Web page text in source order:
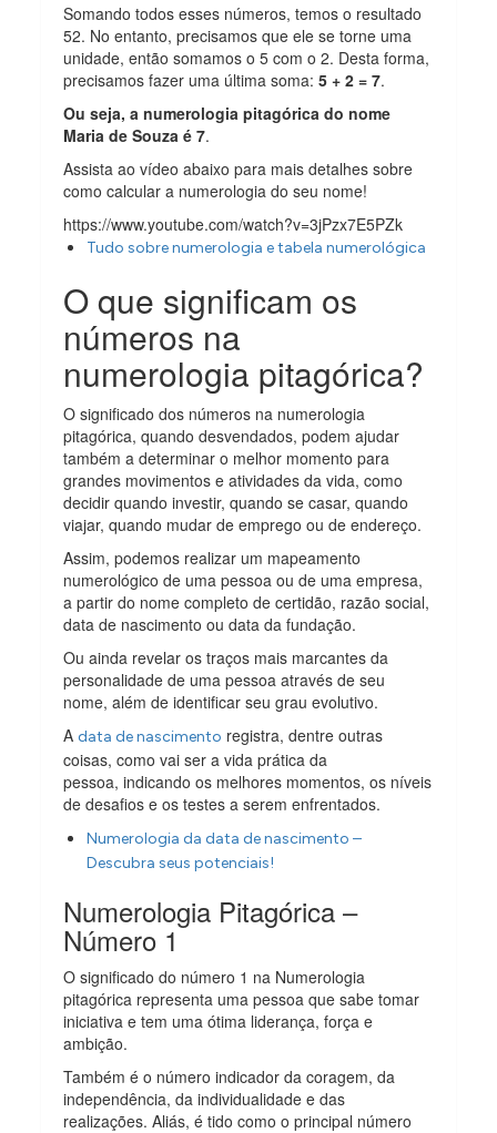
Somando todos esses números, temos o resultado
52. No entanto, precisamos que ele se torne uma
unidade, então somamos o 5 com o 2. Desta forma,
precisamos fazer uma última soma:5 + 2 = 7.
Ou seja, a numerologia pitagórica do nome
Maria de Souza é 7.
Assista ao vídeo abaixo para mais detalhes sobre
como calcular a numerologia do seu nome!
https://www.youtube.com/watch?v=3jPzx7E5PZk
Tudo sobre numerologia e tabela numerológica
O que significam os
números na
numerologia pitagórica?
O significado dos números na numerologia
pitagórica, quando desvendados, podem ajudar
também a determinar o melhor momento para
grandes movimentos e atividades da vida, como
decidir quando investir, quando se casar, quando
viajar, quando mudar de emprego ou de endereço.
Assim, podemos realizar um mapeamento
numerológico de uma pessoa ou de uma empresa,
a partir do nome completo de certidão, razão social,
data de nascimento ou data da fundação.
Ou ainda revelar os traços mais marcantes da
personalidade de uma pessoa através de seu
nome, além de identificar seu grau evolutivo.
Adata de nascimento registra, dentre outras
coisas, como vai ser a vida prática da
pessoa, indicando os melhores momentos, os níveis
de desafios e os testes a serem enfrentados.
Numerologia da data de nascimento –
Descubra seus potenciais!
Numerologia Pitagórica –
Número 1
O significado do número 1 na Numerologia
pitagórica representa uma pessoa que sabe tomar
iniciativa e tem uma ótima liderança, força e
ambição.
Também é o número indicador da coragem, da
independência, da individualidade e das
realizações. Aliás, é tido como o principal número